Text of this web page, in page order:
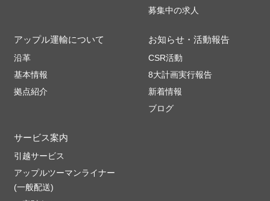
アップル運輸について
沿革
基本情報
拠点紹介
サービス案内
引越サービス
アップルツーマンライナー
(一般配送)
お知らせ・活動報告
CSR活動
8大計画実行報告
新着情報
ブログ
募集中の求人